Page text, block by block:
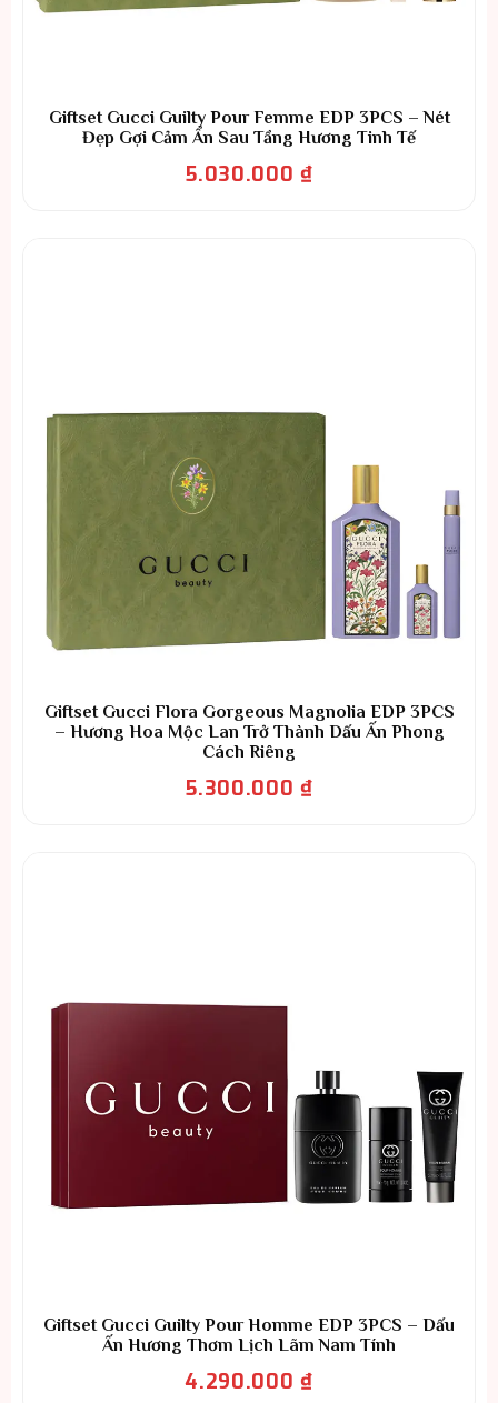
Giftset Gucci Guilty Pour Femme EDP 3PCS – Nét
Đẹp Gợi Cảm Ẩn Sau Tầng Hương Tinh Tế
5.030.000₫
Giftset Gucci Flora Gorgeous Magnolia EDP 3PCS
– Hương Hoa Mộc Lan Trở Thành Dấu Ấn Phong
Cách Riêng
5.300.000₫
Giftset Gucci Guilty Pour Homme EDP 3PCS – Dấu
Ấn Hương Thơm Lịch Lãm Nam Tính
4.290.000₫